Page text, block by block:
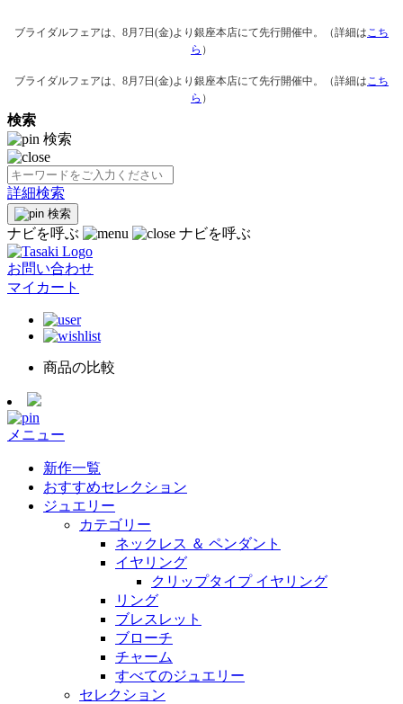
ブライダルフェアは、8月7日(金)より銀座本店にて先行開催中。（詳細はこち
ら ）
ブライダルフェアは、8月7日(金)より銀座本店にて先行開催中。（詳細はこち
ら ）
検索
検索
詳細検索
検索
ナビを呼ぶ ナビを呼ぶ
お問い合わせ
マイカート
商品の比較
メニュー
新作一覧
おすすめセレクション
ジュエリー
カテゴリー
ネックレス ＆ ペンダント
イヤリング
クリップタイプ イヤリング
リング
ブレスレット
ブローチ
チャーム
すべてのジュエリー
セレクション